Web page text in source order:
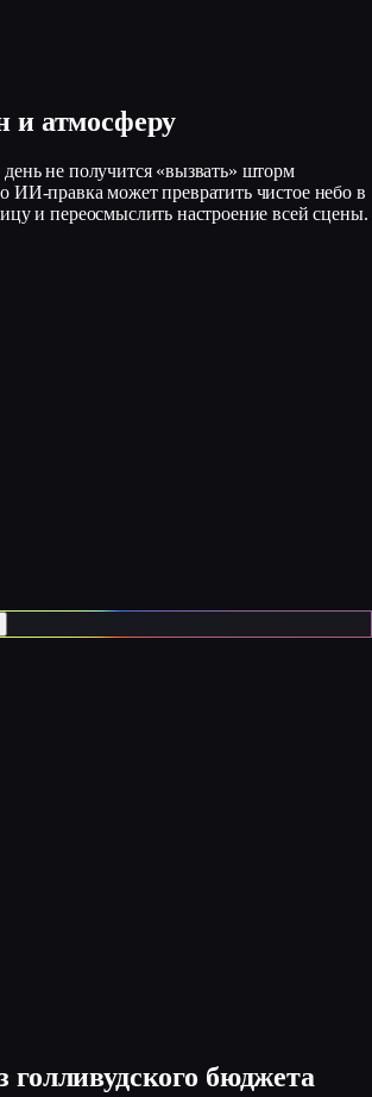
и атмосферу
не получится «вызвать» шторм
может превратить чистое небо в
и переосмыслить настроение всей сцены.
бюджета